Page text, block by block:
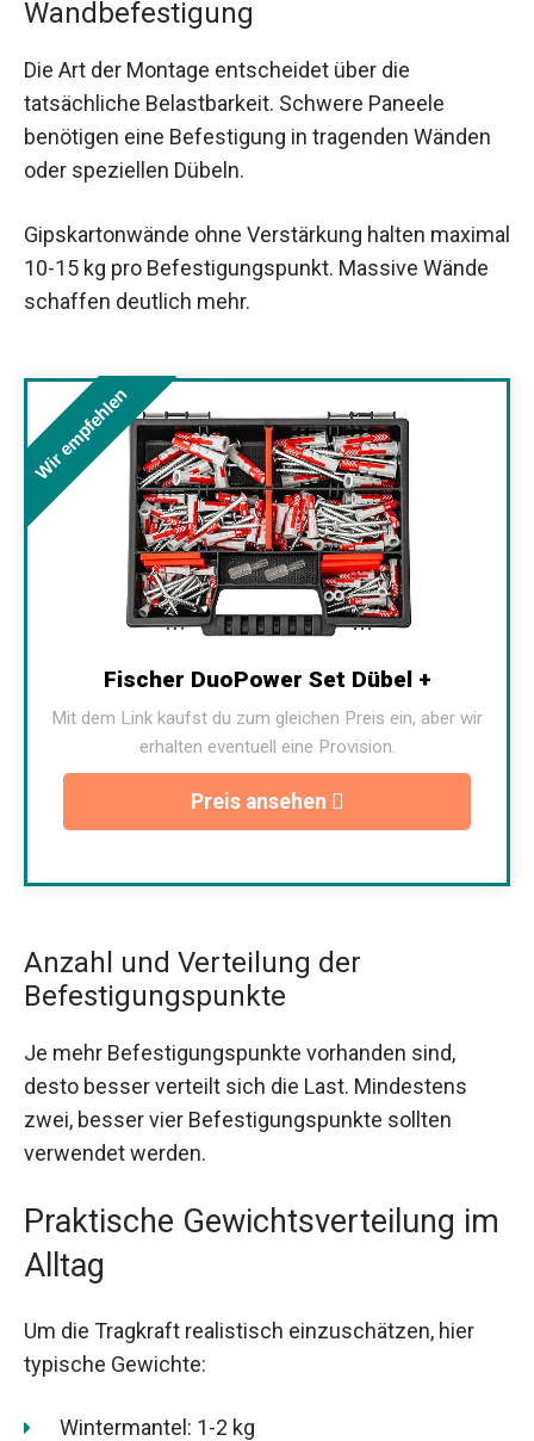
Wandbefestigung
Die Art der Montage entscheidet über die
tatsächliche Belastbarkeit. Schwere Paneele
benötigen eine Befestigung in tragenden Wänden
oder speziellen Dübeln.
Gipskartonwände ohne Verstärkung halten maximal
10-15 kg pro Befestigungspunkt. Massive Wände
schaffen deutlich mehr.
Wir empfehlen
Fischer DuoPower Set Dübel +
Mit dem Link kaufst du zum gleichen Preis ein, aber wir
erhalten eventuell eine Provision.
Preis ansehen
Anzahl und Verteilung der
Befestigungspunkte
Je mehr Befestigungspunkte vorhanden sind,
desto besser verteilt sich die Last. Mindestens
zwei, besser vier Befestigungspunkte sollten
verwendet werden.
Praktische Gewichtsverteilung im
Alltag
Um die Tragkraft realistisch einzuschätzen, hier
typische Gewichte:
Wintermantel: 1-2 kg